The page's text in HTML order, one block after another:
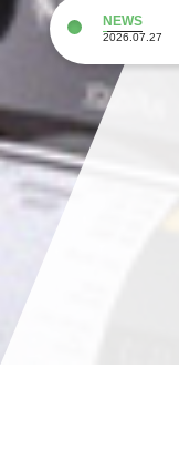
NEWS
2026.07.27